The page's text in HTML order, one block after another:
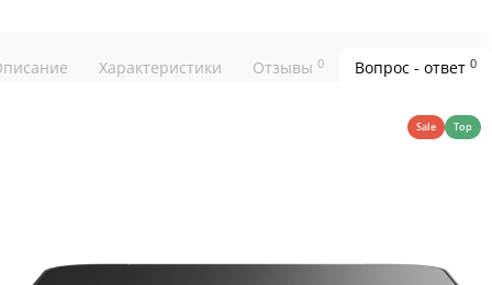
Характеристики Отзывы 0 Вопрос - ответ 0
Sale Top